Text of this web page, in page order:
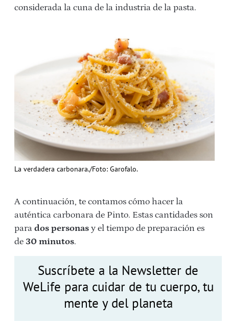
considerada la cuna de la industria de la pasta.
La verdadera carbonara./Foto: Garofalo.
A continuación, te contamos cómo hacer la
auténtica carbonara de Pinto. Estas cantidades son
para dos personas y el tiempo de preparación es
de 30 minutos.
Suscríbete a la Newsletter de
WeLife para cuidar de tu cuerpo, tu
mente y del planeta